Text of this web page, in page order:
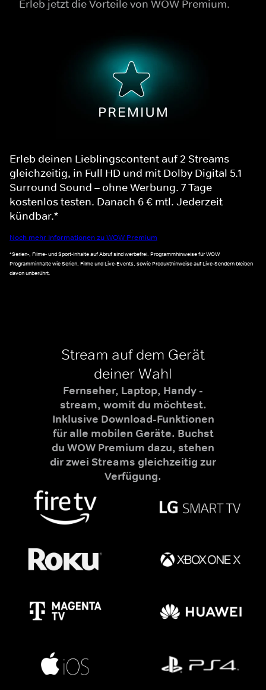
Erleb jetzt die Vorteile von WOW Premium.
Erleb deinen Lieblingscontent auf 2 Streams
gleichzeitig, in Full HD und mit Dolby Digital 5.1
Surround Sound – ohne Werbung. 7 Tage
kostenlos testen. Danach 6 € mtl. Jederzeit
kündbar.*
Noch mehr Informationen zu WOW Premium
*Serien-, Filme- und Sport-Inhalte auf Abruf sind werbefrei. Programmhinweise für WOW
Programminhalte wie Serien, Filme und Live-Events, sowie Produkthinweise auf Live-Sendern bleiben
davon unberührt.
Stream auf dem Gerät
deiner Wahl
Fernseher, Laptop, Handy -
stream, womit du möchtest.
Inklusive Download-Funktionen
für alle mobilen Geräte. Buchst
du WOW Premium dazu, stehen
dir zwei Streams gleichzeitig zur
Verfügung.